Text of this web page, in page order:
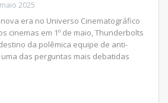
2025
era no Universo Cinematográfico
cinemas em 1º de maio, Thunderbolts
da polêmica equipe de anti-
das perguntas mais debatidas